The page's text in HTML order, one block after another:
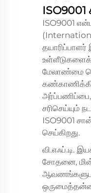
ISO9001
உள்ளீடுகளைக்
மேலாண்மை
அர்ப்பணிப்பை,
சரிசெய்யும்
ISO9001
செய்கிறது.
வி.எஃப்.டி.
சோதனை,
ஆவணங்களுடன்